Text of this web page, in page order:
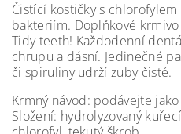
Čistící kostičky s
bakteriím. Doplňkové
Tidy teeth! Každodenní
chrupu a dásní. Jedinečné
či spiruliny udrží zuby čisté.
Krmný návod: podávejte
Složení: hydrolyzovaný